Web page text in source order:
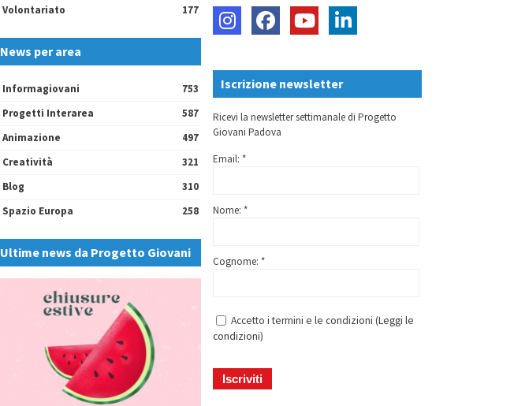
Volontariato
177
News per area
Informagiovani
753
Progetti Interarea
587
Animazione
497
Creatività
321
Blog
310
Spazio Europa
258
Ultime news da Progetto Giovani
Iscrizione newsletter
Ricevi la newsletter settimanale di Progetto
Giovani Padova
Email: *
Nome: *
Cognome: *
Accetto i termini e le condizioni (Leggi le
condizioni)